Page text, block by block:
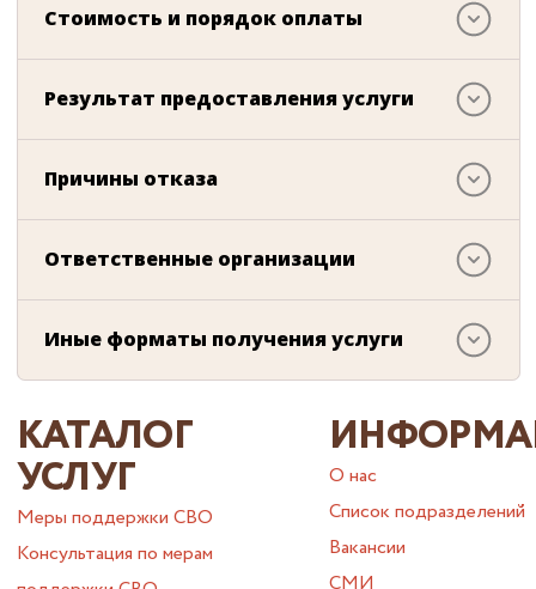
Стоимость и порядок оплаты
Результат предоставления услуги
Причины отказа
Ответственные организации
Иные форматы получения услуги
КАТАЛОГ
УСЛУГ
Меры поддержки СВО
Консультация по мерам
О нас
Список подразделений
Вакансии
СМИ